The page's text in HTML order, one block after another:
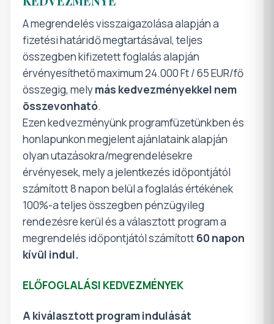
A megrendelés visszaigazolása alapján a
fizetési határidő megtartásával, teljes
összegben kifizetett foglalás alapján
érvényesíthető maximum 24.000 Ft / 65 EUR/fő
összegig, melymás kedvezményekkel nem
összevonható.
Ezen kedvezményünk programfüzetünkben és
honlapunkon megjelent ajánlataink alapján
olyan utazásokra/megrendelésekre
érvényesek, mely a jelentkezés időpontjától
számított 8 napon belül a foglalás értékének
100%-a teljes összegben pénzügyileg
rendezésre kerül és a választott program a
megrendelés időpontjától számított60 napon
kívül indul.
ELŐFOGLALÁSI KEDVEZMÉNYEK
A kiválasztott program indulását